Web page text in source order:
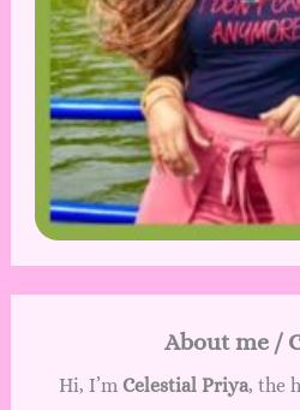
About me /
Hi, I’m Celestial Priya, the